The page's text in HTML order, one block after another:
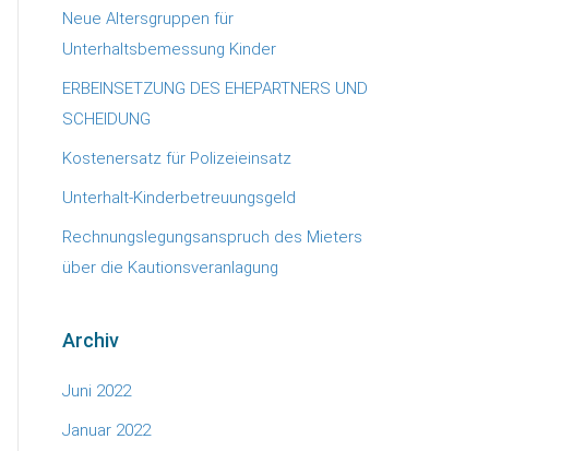
Neue Altersgruppen für
Unterhaltsbemessung Kinder
ERBEINSETZUNG DES EHEPARTNERS UND
SCHEIDUNG
Kostenersatz für Polizeieinsatz
Unterhalt-Kinderbetreuungsgeld
Rechnungslegungsanspruch des Mieters
über die Kautionsveranlagung
Archiv
Juni 2022
Januar 2022